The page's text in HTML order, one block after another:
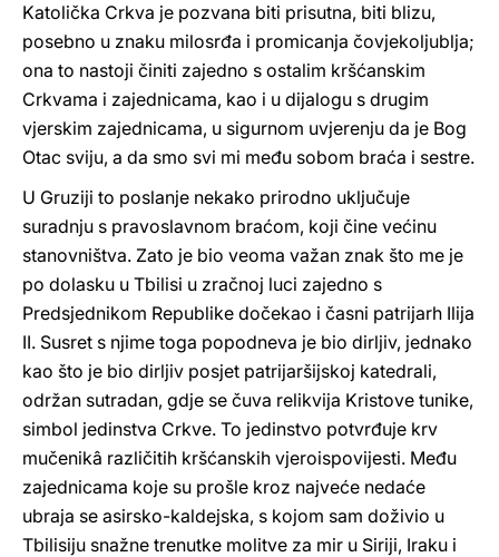
Katolička Crkva je pozvana biti prisutna, biti blizu,
posebno u znaku milosrđa i promicanja čovjekoljublja;
ona to nastoji činiti zajedno s ostalim kršćanskim
Crkvama i zajednicama, kao i u dijalogu s drugim
vjerskim zajednicama, u sigurnom uvjerenju da je Bog
Otac sviju, a da smo svi mi među sobom braća i sestre.
U Gruziji to poslanje nekako prirodno uključuje
suradnju s pravoslavnom braćom, koji čine većinu
stanovništva. Zato je bio veoma važan znak što me je
po dolasku u Tbilisi u zračnoj luci zajedno s
Predsjednikom Republike dočekao i časni patrijarh Ilija
II. Susret s njime toga popodneva je bio dirljiv, jednako
kao što je bio dirljiv posjet patrijaršijskoj katedrali,
održan sutradan, gdje se čuva relikvija Kristove tunike,
simbol jedinstva Crkve. To jedinstvo potvrđuje krv
mučenikâ različitih kršćanskih vjeroispovijesti. Među
zajednicama koje su prošle kroz najveće nedaće
ubraja se asirsko-kaldejska, s kojom sam doživio u
Tbilisiju snažne trenutke molitve za mir u Siriji, Iraku i